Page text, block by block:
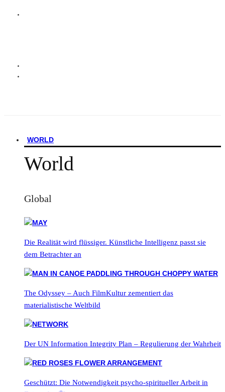
WORLD
World
Global
Die Realität wird flüssiger. Künstliche Intelligenz passt sie
dem Betrachter an
The Odyssey – Auch FilmKultur zementiert das
materialistische Weltbild
Der UN Information Integrity Plan – Regulierung der Wahrheit
Geschützt: Die Notwendigkeit psycho-spiritueller Arbeit in